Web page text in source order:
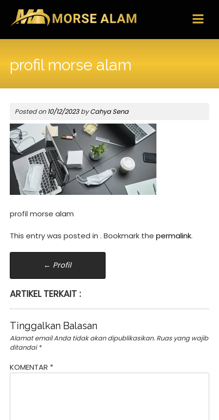
content
profil morse alam
Posted on10/12/2023byCahya Sena
profil morse alam
This entry was posted in . Bookmark the permalink.
navigation
← Profil
ARTIKEL TERKAIT :
Tinggalkan Balasan
Alamat email Anda tidak akan dipublikasikan. Ruas yang wajib
ditandai*
KOMENTAR *